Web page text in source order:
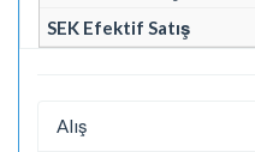
Alış